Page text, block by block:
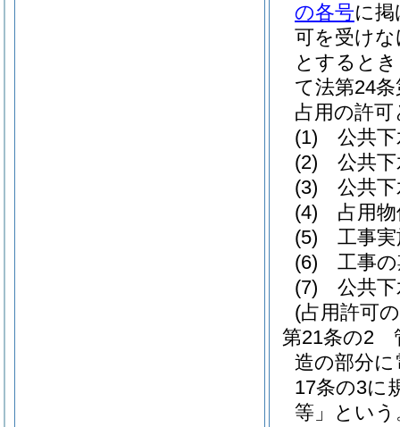
の各号に
可を受け
とすると
て法第24
占用の許
(1)
公共
(2)
公共
(3)
公共
(4)
占用
(5)
工事
(6)
工事
(7)
公共
(占用許可
第21条の2
造の部分に
17条の3に
等」という